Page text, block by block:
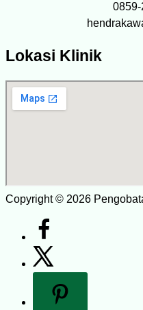
Lokasi Klinik
Copyright © 2026